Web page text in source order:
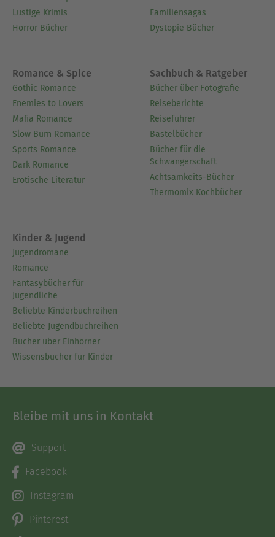
Lustige Krimis
Horror Bücher
Familiensagas
Dystopie Bücher
Romance & Spice
Gothic Romance
Enemies to Lovers
Mafia Romance
Slow Burn Romance
Sports Romance
Dark Romance
Erotische Literatur
Sachbuch & Ratgeber
Bücher über Fotografie
Reiseberichte
Reiseführer
Bastelbücher
Bücher für die
Schwangerschaft
Achtsamkeits-Bücher
Thermomix Kochbücher
Kinder & Jugend
Jugendromane
Romance
Fantasybücher für
Jugendliche
Beliebte Kinderbuchreihen
Beliebte Jugendbuchreihen
Bücher über Einhörner
Wissensbücher für Kinder
Bleibe mit uns in Kontakt
Support
Facebook
Instagram
Pinterest